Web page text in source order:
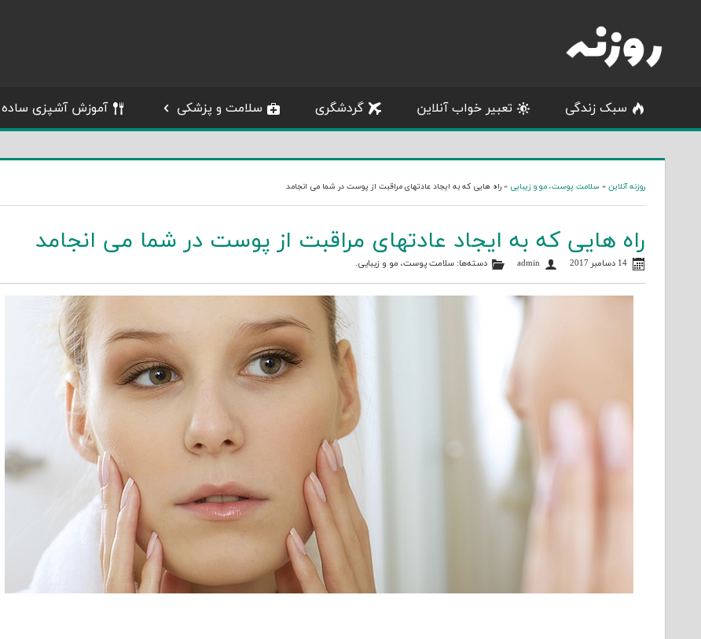
content
سبک زندگی تعبیر خواب آنلاین گردشگری سلامت و پزشکی آموزش آشپزی ساده
روزنه آنلاین » سلامت پوست، مو و زیبایی »راه هایی که به ایجاد عادتهای مراقبت از پوست در شما می انجامد
راه هایی که به ایجاد عادتهای مراقبت از پوست در شما می انجامد
14 دسامبر 2017 admin دسته‌ها:سلامت پوست، مو و زیبایی.